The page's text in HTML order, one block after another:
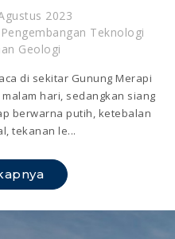
2023
Teknologi
Geologi
di sekitar Gunung Merapi
hari, sedangkan siang
berwarna putih, ketebalan
tekanan le...